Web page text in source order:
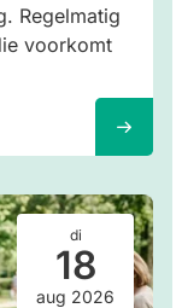
Regelmatig
voorkomt
di
18
aug 2026